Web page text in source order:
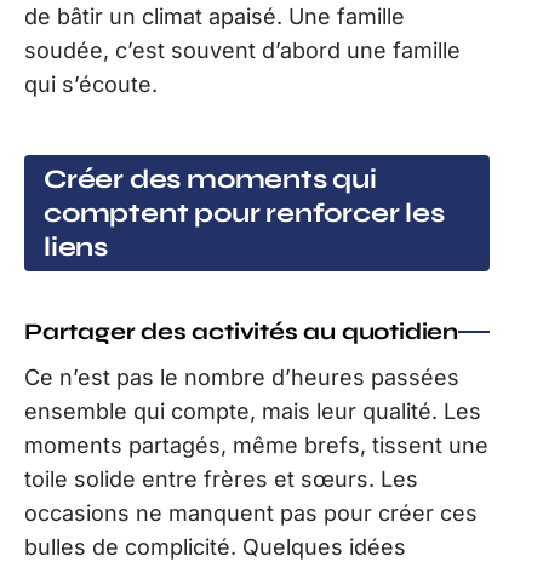
de bâtir un climat apaisé. Une famille
soudée, c’est souvent d’abord une famille
qui s’écoute.
Créer des moments qui
comptent pour renforcer les
liens
Partager des activités au quotidien
Ce n’est pas le nombre d’heures passées
ensemble qui compte, mais leur qualité. Les
moments partagés, même brefs, tissent une
toile solide entre frères et sœurs. Les
occasions ne manquent pas pour créer ces
bulles de complicité. Quelques idées